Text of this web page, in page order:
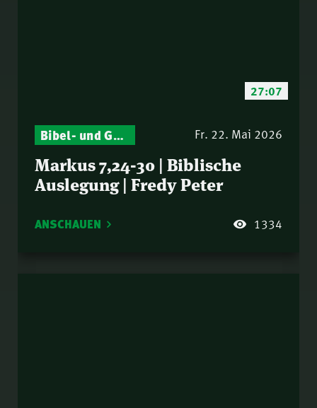
27:07
Bibel- und Gebetsstunde – Jeden Donnerstag neu: Vers-für-Vers-Auslegungen Fr. 22. Mai 2026
Markus 7,24-30 | Biblische
Auslegung | Fredy Peter
ANSCHAUEN 1334